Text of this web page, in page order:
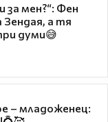
мен?“: Фен
Зендая, а тя
думи😅
– младоженец: